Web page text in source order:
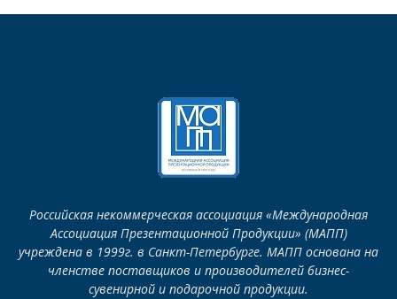
Российская некоммерческая ассоциация «Международная
Ассоциация Презентационной Продукции» (МАПП)
учреждена в 1999г. в Санкт-Петербурге. МАПП основана на
членстве поставщиков и производителей бизнес-
сувенирной и подарочной продукции.